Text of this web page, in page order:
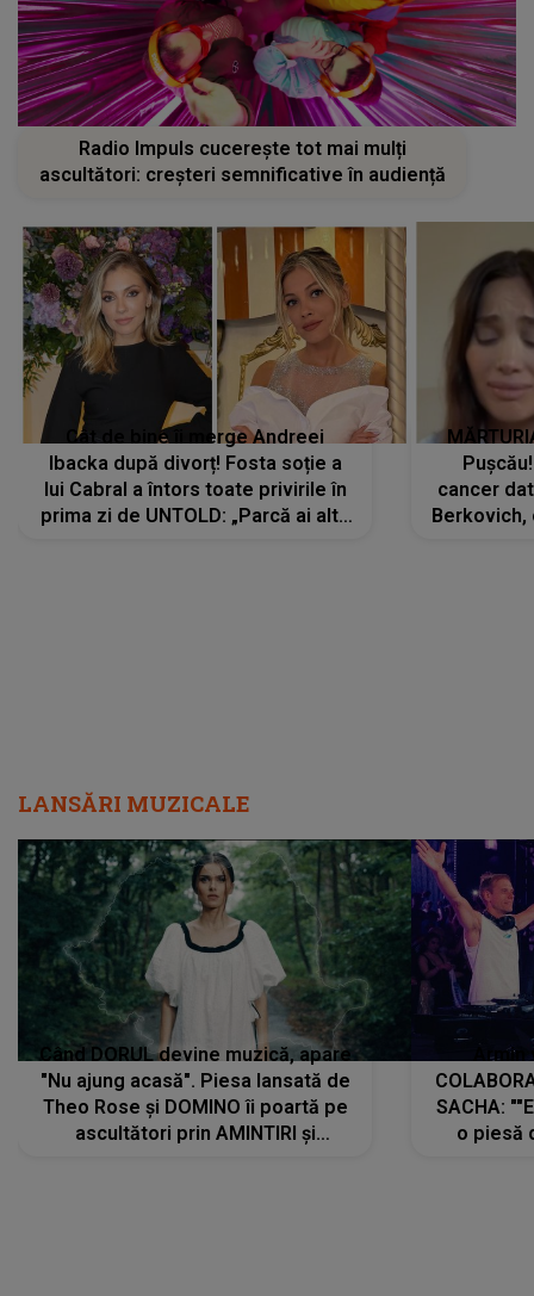
Ibacka după divorț! Fosta soție a
lui Cabral a întors toate privirile în
prima zi de UNTOLD: „Parcă ai altă
strălucire, emani putere,
încredere, siguranță...”
cancer
accident
Dacă
Când DORUL devine muzică, apare
"Nu ajung acasă". Piesa lansată de
Theo Rose și DOMINO îi poartă pe
ascultători prin AMINTIRI și
REGĂSIRI, iar drumul emoțiilor
trece prin sufletul publicului:
"Pentru toți cei care au plecat
departe ca să le fie mai bine"
Armin
SACHA:
o piesă
imediat
cu mine
păstrăm